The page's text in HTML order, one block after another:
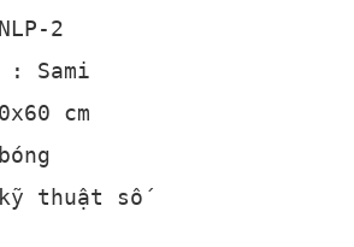
2
: Sami
cm
thuật số